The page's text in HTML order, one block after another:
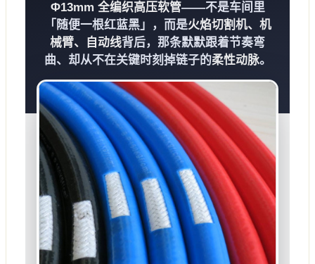
Φ13mm 全编织高压软管——不是车间里
「随便一根红蓝黑」，而是火焰切割机、机
械臂、自动线背后，那条默默跟着节奏弯
曲、却从不在关键时刻掉链子的柔性动脉。